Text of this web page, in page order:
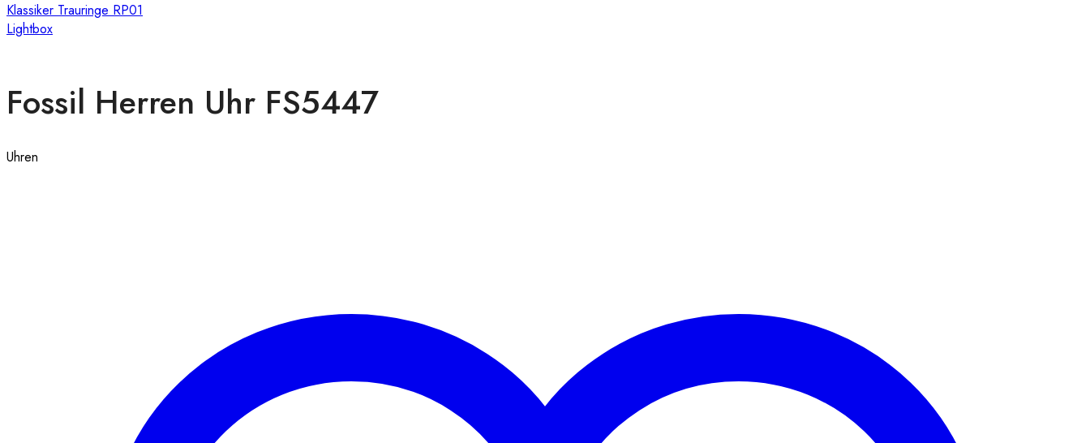
Klassiker Trauringe RP01
Lightbox
Fossil Herren Uhr FS5447
Uhren